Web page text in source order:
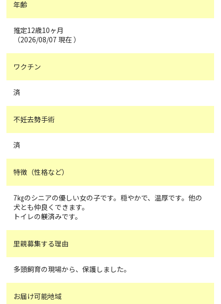
年齢
推定12歳10ヶ月
（2026/08/07 現在 ）
ワクチン
済
不妊去勢手術
済
特徴（性格など）
7㎏のシニアの優しい女の子です。穏やかで、温厚です。他の
犬とも仲良くできます。
トイレの躾済みです。
里親募集する理由
多頭飼育の現場から、保護しました。
お届け可能地域